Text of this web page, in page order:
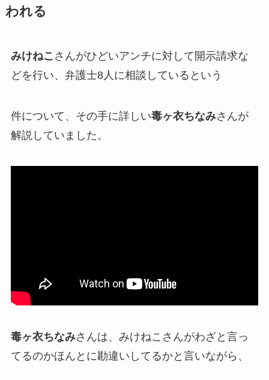
われる
みけねこ さんがひどいアンチに対して 開示請求な
どを行い、 弁護士8人に相談している という
件について、その手に詳しい毒ヶ衣ちなみさんが
解説していました。
毒ヶ衣ちなみさんは、みけねこさんがわざと言っ
てるのかほんとに勘違いしてるかと言いながら、